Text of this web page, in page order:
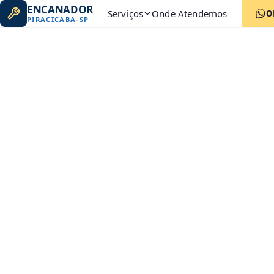
ENCANADOR
PIRACICABA-SP Serviços Onde Atendemos